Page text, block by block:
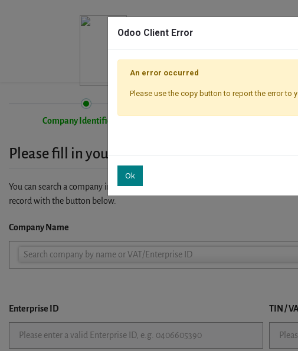
Company Identification
Please fill in your company details
You can search a company in our database by name, VAT or enterprise ID.
record with the button below.
Company Name
Search company by name or VAT/Enterprise ID
Company
Enterprise ID TIN /
Odoo Client Error
An error occurred
Please use the copy button to report the error to
Ok